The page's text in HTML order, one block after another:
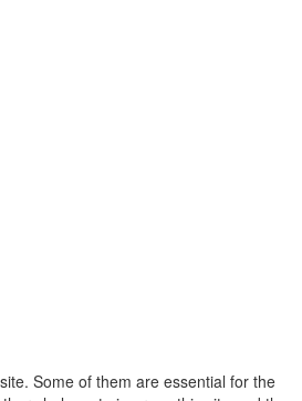
Some of them are essential for the